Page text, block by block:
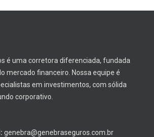
é uma corretora diferenciada, fundada
mercado financeiro. Nossa equipe é
em investimentos, com sólida
corporativo.
genebra@genebraseguros.com.br